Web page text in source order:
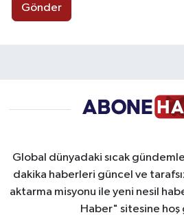
Gönder
Global dünyadaki sıcak
dakika haberleri güncel ve
aktarma misyonu ile yeni nesil
Haber" sitesine hoş